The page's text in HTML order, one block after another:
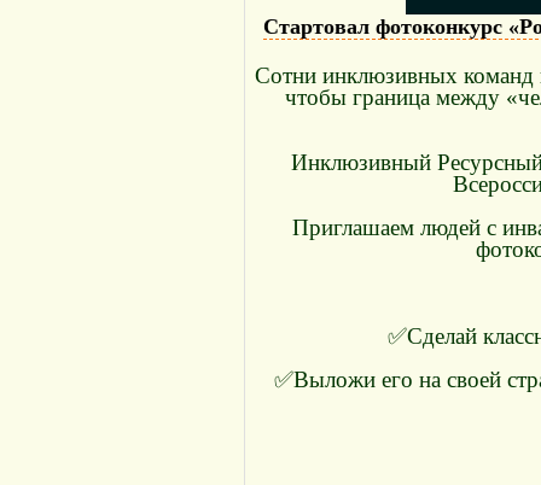
Стартовал фотоконкурс
Сотни инклюзивных команд
чтобы граница между
Инклюзивный
Приглашаем людей с
✅Сделай
✅Выложи его на своей